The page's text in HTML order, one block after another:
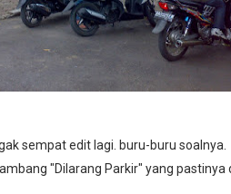
sempat edit lagi. buru-buru soalnya.
"Dilarang Parkir" yang pastinya